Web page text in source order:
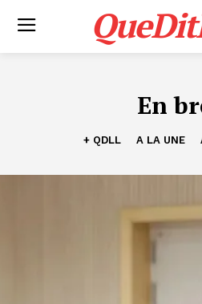
En
+ QDLL A LA UNE